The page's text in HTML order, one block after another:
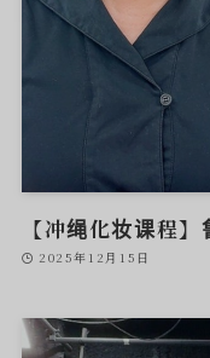
【冲绳化妆课程
2025年12月15日